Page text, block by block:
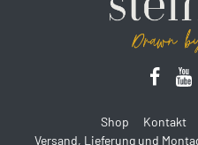
Shop Kontakt
Versand, Lieferung und